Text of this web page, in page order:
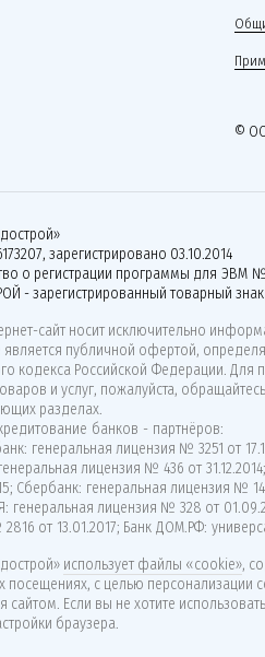
©
зарегистрировано 03.10.2014
о регистрации программы для ЭВМ №
- зарегистрированный товарный знак
сайт носит исключительно
является публичной офертой,
кодекса Российской Федерации.
и услуг, пожалуйста,
разделах.
банков - партнёров:
генеральная лицензия № 3251 от
лицензия № 436 от
Сбербанк: генеральная лицензия №
генеральная лицензия № 328 от
от 13.01.2017; Банк ДОМ.РФ:
использует файлы «cookie»,
посещениях, с целью персонализации
сайтом. Если вы не хотите
браузера.